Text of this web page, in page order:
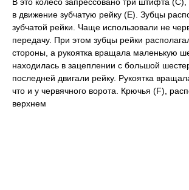
в движение зубчатую рейку (Е). Зубцы
зубчатой рейки. Чаще использовали не
передачу. При этом зубцы рейки
стороны, а рукоятка вращала маленькую
находилась в зацеплении с большой
последней двигали рейку. Рукоятка
что и у червячного ворота. Крючья (F),
верхнем